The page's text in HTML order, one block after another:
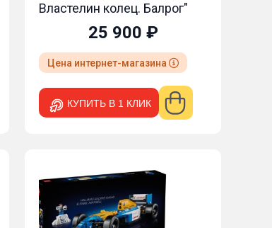
Властелин колец. Балрог"
25 900 ₽
Цена интернет-магазина
КУПИТЬ В 1 КЛИК